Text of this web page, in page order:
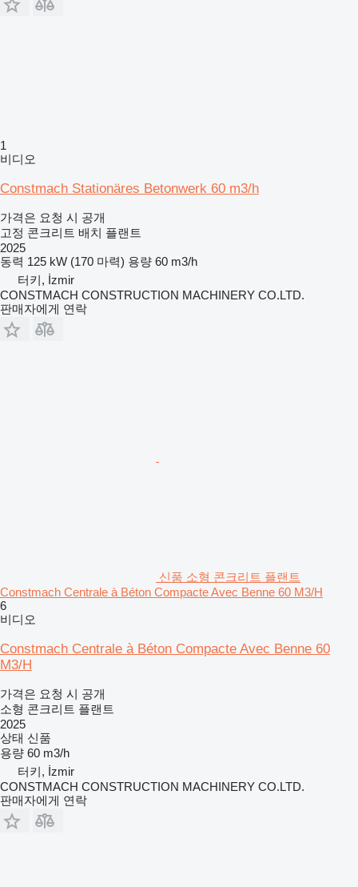
1
비디오
Constmach Stationäres Betonwerk 60 m3/h
가격은 요청 시 공개
고정 콘크리트 배치 플랜트
2025
동력 125 kW (170 마력) 용량 60 m3/h
터키, İzmir
CONSTMACH CONSTRUCTION MACHINERY CO.LTD.
판매자에게 연락
신품 소형 콘크리트 플랜트
Constmach Centrale à Béton Compacte Avec Benne 60 M3/H
6
비디오
Constmach Centrale à Béton Compacte Avec Benne 60
M3/H
가격은 요청 시 공개
소형 콘크리트 플랜트
2025
상태 신품
용량 60 m3/h
터키, İzmir
CONSTMACH CONSTRUCTION MACHINERY CO.LTD.
판매자에게 연락